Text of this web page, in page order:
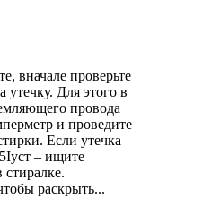
вначале проверьте
утечку. Для этого в
провода
и проведите
Если утечка
– ищите
раскрыть...